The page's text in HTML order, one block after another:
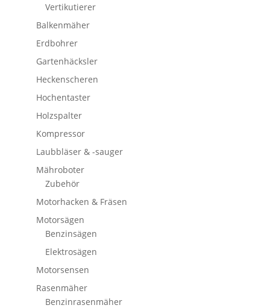
Vertikutierer
Balkenmäher
Erdbohrer
Gartenhäcksler
Heckenscheren
Hochentaster
Holzspalter
Kompressor
Laubbläser & -sauger
Mähroboter
Zubehör
Motorhacken & Fräsen
Motorsägen
Benzinsägen
Elektrosägen
Motorsensen
Rasenmäher
Benzinrasenmäher